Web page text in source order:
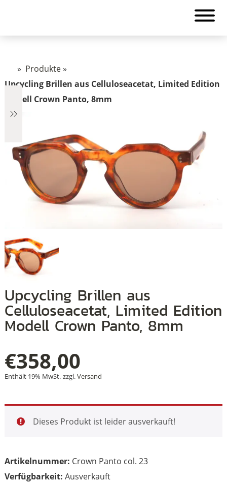
» Produkte»
Upcycling Brillen aus Celluloseacetat, Limited Edition
Modell Crown Panto, 8mm
Upcycling Brillen aus
Celluloseacetat, Limited Edition
Modell Crown Panto, 8mm
€358,00
Enthält 19% MwSt. zzgl.Versand
Dieses Produkt ist leider ausverkauft!
Artikelnummer: Crown Panto col. 23
Ausverkauft
+
+